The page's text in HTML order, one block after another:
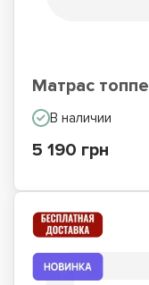
Матрас
В наличии
5 190 грн